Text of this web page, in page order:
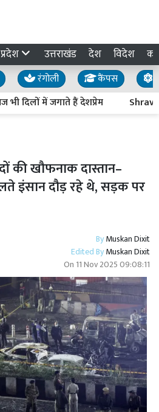
उत्तराखंड देश विदेश
रंगोली कैंपस
दिलों में जगाते हैं देशप्रेम
की खौफनाक दास्तान–
इंसान दौड़ रहे थे, सड़क पर
ByMuskan Dixit
Edited ByMuskan Dixit
On 11 Nov 2025 09:08:11